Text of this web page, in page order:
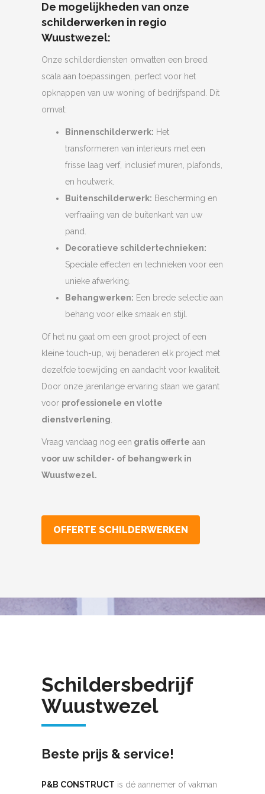
De mogelijkheden van onze
schilderwerken in regio
Wuustwezel:
Onze schilderdiensten omvatten een breed
scala aan toepassingen, perfect voor het
opknappen van uw woning of bedrijfspand. Dit
omvat:
Binnenschilderwerk: Het
transformeren van interieurs met een
frisse laag verf, inclusief muren, plafonds,
en houtwerk.
Buitenschilderwerk: Bescherming en
verfraaiing van de buitenkant van uw
pand.
Decoratieve schildertechnieken:
Speciale effecten en technieken voor een
unieke afwerking.
Behangwerken: Een brede selectie aan
behang voor elke smaak en stijl.
Of het nu gaat om een groot project of een
kleine touch-up, wij benaderen elk project met
dezelfde toewijding en aandacht voor kwaliteit.
Door onze jarenlange ervaring staan we garant
voor professionele en vlotte
dienstverlening.
Vraag vandaag nog een gratis offerte aan
voor uw schilder- of behangwerk in
Wuustwezel.
OFFERTE SCHILDERWERKEN
Schildersbedrijf
Wuustwezel
Beste prijs & service!
P&B CONSTRUCT is dé aannemer of vakman